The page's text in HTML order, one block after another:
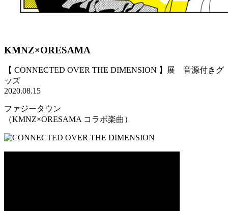
KMNZ×ORESAMA
【 CONNECTED OVER THE DIMENSION 】展 音源付きグ
ッズ
2020.08.15
ファジータウン
（KMNZ×ORESAMA コラボ楽曲）